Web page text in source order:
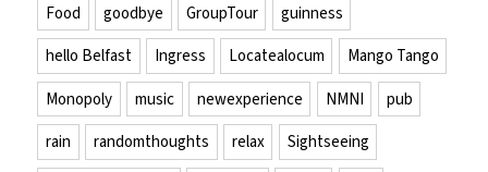
Food
goodbye GroupTour
guinness
hello Belfast
Ingress Locatealocum
Mango Tango
Monopoly
music newexperience NMNI
pub
rain
randomthoughts relax
Sightseeing